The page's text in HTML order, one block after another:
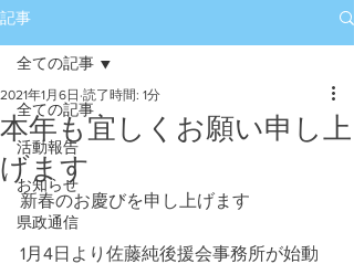
記事
全ての記事
活動報告
お知らせ
県政通信
全ての記事
本年も宜しくお願い申し上
げます
2021年1月6日 読了時間: 1分
新春のお慶びを申し上げます
1月4日より佐藤純後援会事務所が始動